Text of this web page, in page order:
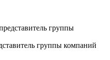
группы компаний